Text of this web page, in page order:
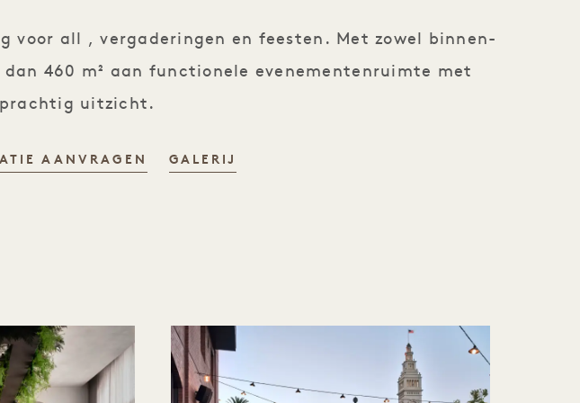
all , vergaderingen en feesten. Met zowel binnen-
460 m² aan functionele evenementenruimte met
uitzicht.
AANVRAGEN GALERIJ